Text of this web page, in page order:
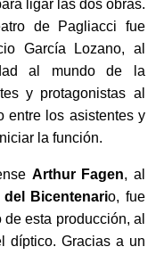
ligar las dos obras.
de Pagliacci fue
García Lozano, al
al mundo de la
y protagonistas al
entre los asistentes y
la función.
Arthur Fagen, al
Bicentenario, fue
esta producción, al
díptico. Gracias a un